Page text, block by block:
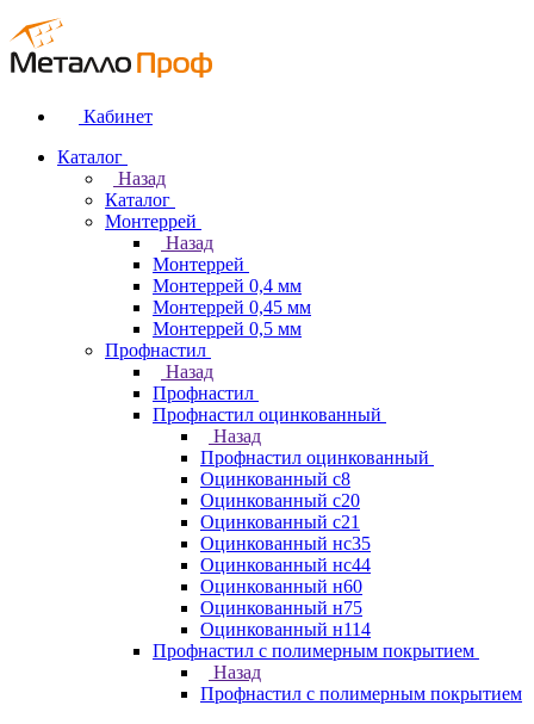
Кабинет
Каталог
Назад
Каталог
Монтеррей
Назад
Монтеррей
Монтеррей 0,4 мм
Монтеррей 0,45 мм
Монтеррей 0,5 мм
Профнастил
Назад
Профнастил
Профнастил оцинкованный
Назад
Профнастил оцинкованный
Оцинкованный с8
Оцинкованный с20
Оцинкованный с21
Оцинкованный нс35
Оцинкованный нс44
Оцинкованный н60
Оцинкованный н75
Оцинкованный н114
Профнастил с полимерным покрытием
Назад
Профнастил с полимерным покрытием